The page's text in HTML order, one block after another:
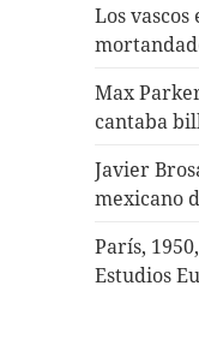
Los
Max
cantaba
Javier
mexicano
París,
Estudios